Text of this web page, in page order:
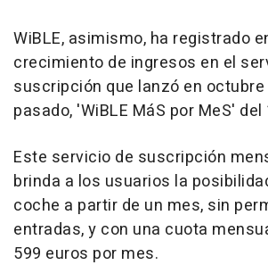
WiBLE, asimismo, ha registrado
crecimiento de ingresos en el
suscripción que lanzó en
pasado, 'WiBLE MáS por MeS'
Este servicio de suscripción
brinda a los usuarios la
coche a partir de un mes, sin
entradas, y con una cuota
599 euros por mes.